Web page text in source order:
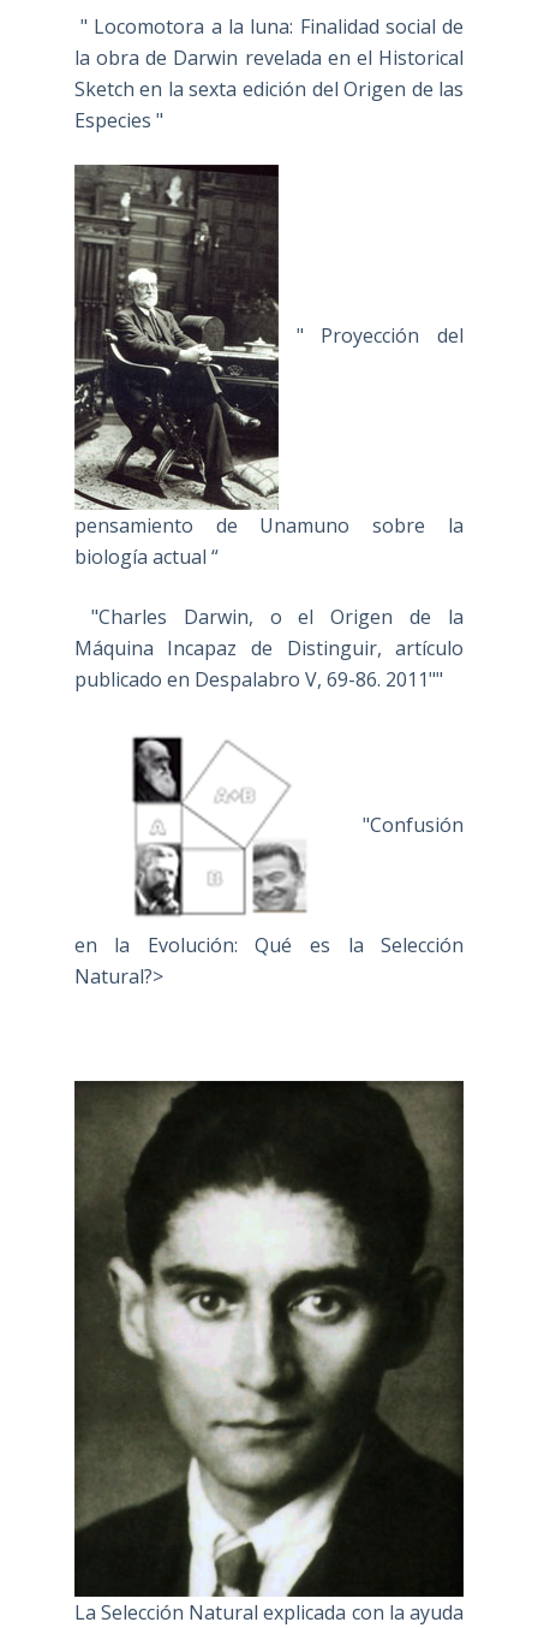
" Locomotora a la luna: Finalidad social de
la obra de Darwin revelada en el Historical
Sketch en la sexta edición del Origen de las
Especies "
" Proyección del
pensamiento de Unamuno sobre la
biología actual “
"Charles Darwin, o el Origen de la
Máquina Incapaz de Distinguir, artículo
publicado en Despalabro V, 69-86. 2011""
"Confusión
en la Evolución: Qué es la Selección
Natural?>
La Selección Natural explicada con la ayuda